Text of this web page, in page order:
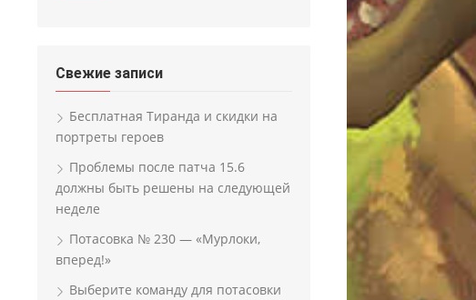
Свежие записи
Бесплатная Тиранда и скидки на
портреты героев
Проблемы после патча 15.6
должны быть решены на следующей
неделе
Потасовка № 230 — «Мурлоки,
вперед!»
Выберите команду для потасовки